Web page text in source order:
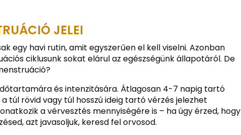
JELEI
egy havi rutin, amit egyszerűen el kell viselni. Azonban
ciklusunk sokat elárul az egészségünk állapotáról. De
és intenzitására. Átlagosan 4-7 napig tartó
túl rövid vagy túl hosszú ideig tartó vérzés jelezhet
a vérvesztés mennyiségére is – ha úgy érzed, hogy
azt javasoljuk, keresd fel orvosod.